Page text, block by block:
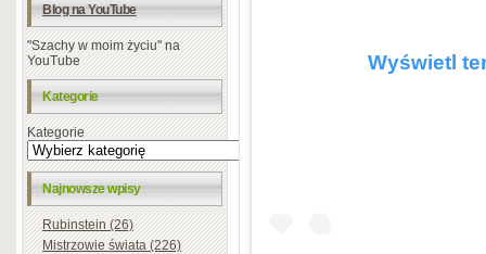
Blog na YouTube
"Szachy w moim życiu" na
YouTube
Kategorie
Kategorie
Najnowsze wpisy
Rubinstein (26)
Mistrzowie świata (226)
Wyświetl